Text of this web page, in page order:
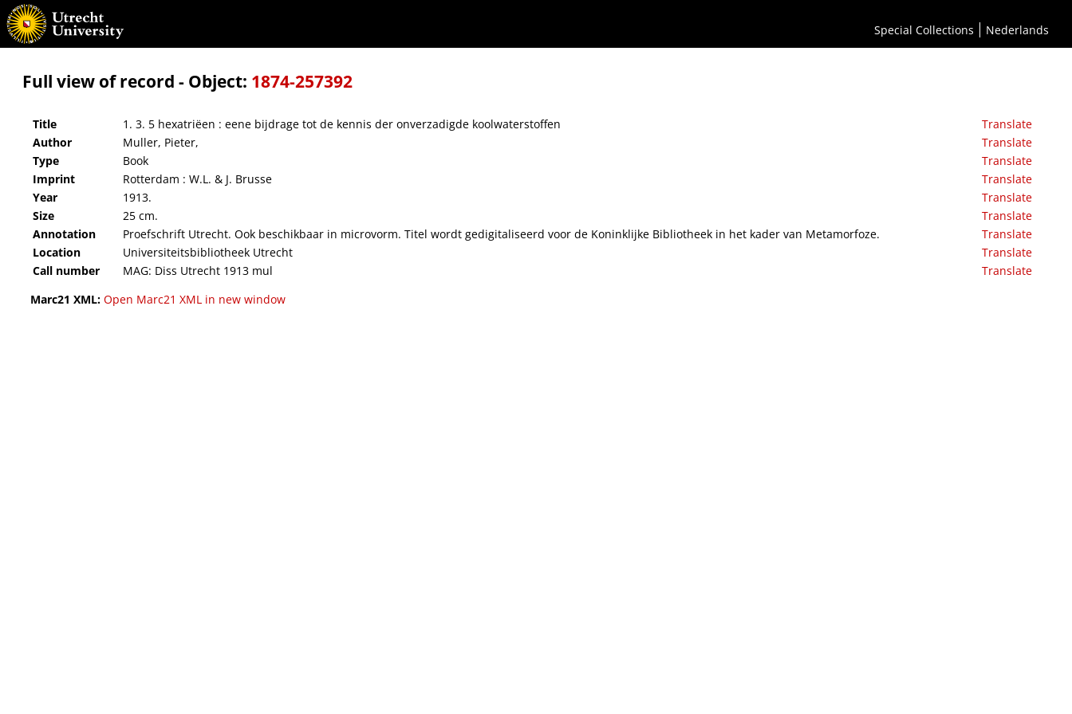
Special Collections Nederlands
1. 3. 5 hexatriëen : eene bijdrage tot de kennis der onverzadigde koolwaterstoffen
Full view of record - Object: 1874-257392
Title 1. 3. 5 hexatriëen : eene bijdrage tot de kennis der onverzadigde koolwaterstoffen
Translate
Author
Muller, Pieter,
Translate
Type
Book
Translate
Imprint
Rotterdam : W.L. & J. Brusse
Translate
Year
1913.
Translate
Size
25 cm.
Translate
Annotation
Proefschrift Utrecht. Ook beschikbaar in microvorm. Titel wordt gedigitaliseerd voor de Koninklijke Bibliotheek in het kader van Metamorfoze.
Translate
Location
Universiteitsbibliotheek Utrecht
Translate
Call number
MAG: Diss Utrecht 1913 mul
Translate
Marc21 XML: Open Marc21 XML in new window